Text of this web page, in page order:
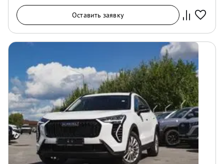
Оставить заявку